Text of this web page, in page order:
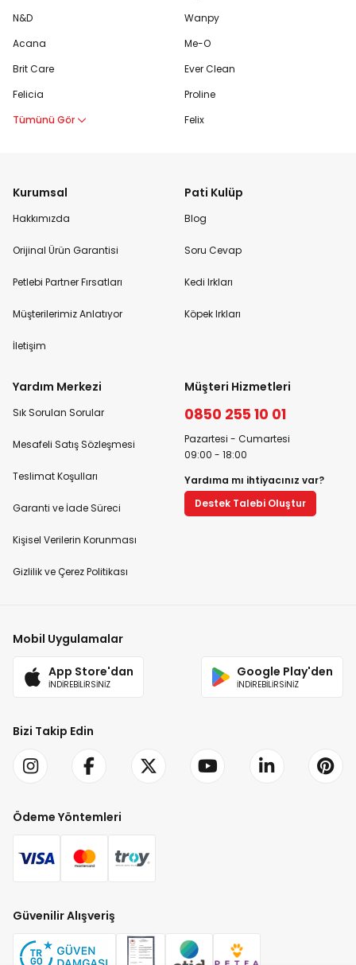
N&D
Acana
Brit Care
Felicia
Tümünü Gör
Wanpy
Me-O
Ever Clean
Proline
Felix
Kurumsal
Hakkımızda
Orijinal Ürün Garantisi
Petlebi Partner Fırsatları
Müşterilerimiz Anlatıyor
İletişim
Pati Kulüp
Blog
Soru Cevap
Kedi Irkları
Köpek Irkları
Yardım Merkezi
Sık Sorulan Sorular
Mesafeli Satış Sözleşmesi
Teslimat Koşulları
Garanti ve İade Süreci
Kişisel Verilerin Korunması
Gizlilik ve Çerez Politikası
Müşteri Hizmetleri
0850 255 10 01
Pazartesi - Cumartesi
09:00 - 18:00
Yardıma mı ihtiyacınız var?
Destek Talebi Oluştur
Mobil Uygulamalar
App Store'dan
İNDİREBİLİRSİNİZ
Google Play'den
İNDİREBİLİRSİNİZ
Bizi Takip Edin
Ödeme Yöntemleri
Güvenilir Alışveriş